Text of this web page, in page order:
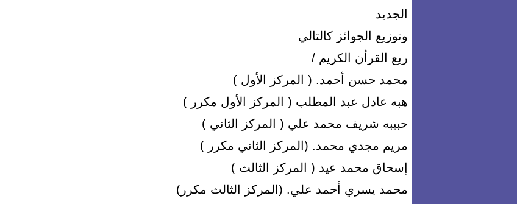
الجديد
وتوزيع الجوائز كالتالي
ربع القرأن الكريم /
محمد حسن أحمد. ( المركز الأول )
هبه عادل عبد المطلب ( المركز الأول مكرر )
حبيبه شريف محمد علي ( المركز الثاني )
مريم مجدي محمد. (المركز الثاني مكرر )
إسحاق محمد عيد ( المركز الثالث )
محمد يسري أحمد علي. (المركز الثالث مكرر)